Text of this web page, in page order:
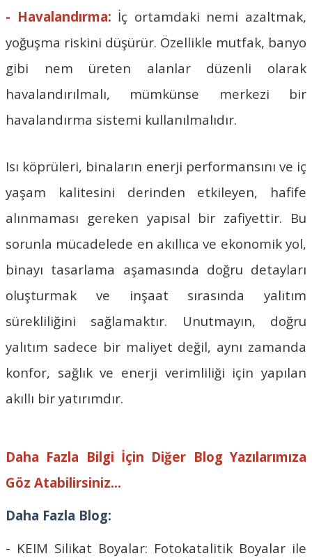
- Havalandırma: İç ortamdaki nemi azaltmak,
yoğuşma riskini düşürür. Özellikle mutfak, banyo
gibi nem üreten alanlar düzenli olarak
havalandırılmalı, mümkünse merkezi bir
havalandırma sistemi kullanılmalıdır.
Isı köprüleri, binaların enerji performansını ve iç
yaşam kalitesini derinden etkileyen, hafife
alınmaması gereken yapısal bir zafiyettir. Bu
sorunla mücadelede en akıllıca ve ekonomik yol,
binayı tasarlama aşamasında doğru detayları
oluşturmak ve inşaat sırasında yalıtım
sürekliliğini sağlamaktır. Unutmayın, doğru
yalıtım sadece bir maliyet değil, aynı zamanda
konfor, sağlık ve enerji verimliliği için yapılan
akıllı bir yatırımdır.
Daha Fazla Bilgi İçin Diğer Blog Yazılarımıza
Göz Atabilirsiniz...
Daha Fazla Blog:
- KEIM Silikat Boyalar: Fotokatalitik Boyalar ile